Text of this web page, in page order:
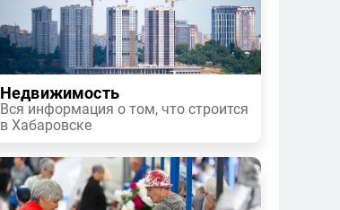
Недвижимость
Вся информация о том, что строится
в Хабаровске